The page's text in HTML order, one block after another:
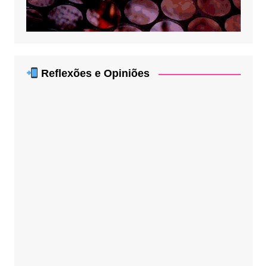
Reflexões e Opiniões